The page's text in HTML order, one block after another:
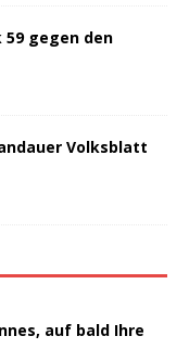
59 gegen den
Volksblatt
auf bald Ihre